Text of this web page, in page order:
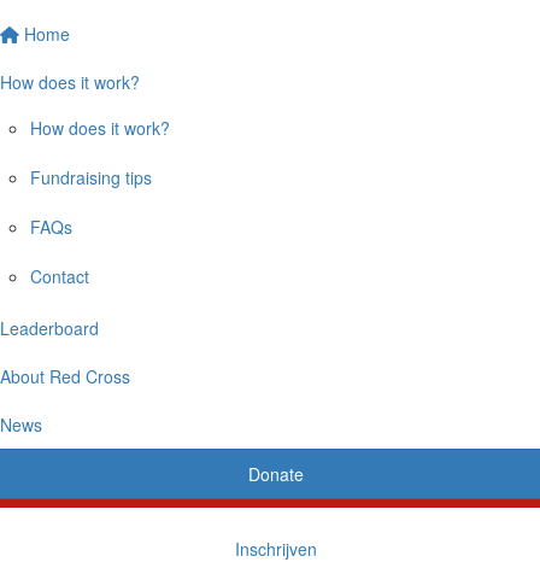
Home
How does it work?
How does it work?
Fundraising tips
FAQs
Contact
Leaderboard
About Red Cross
News
Donate
Inschrijven